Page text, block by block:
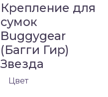
Крепление для
сумок
Buggygear
(Багги Гир)
Звезда
Цвет